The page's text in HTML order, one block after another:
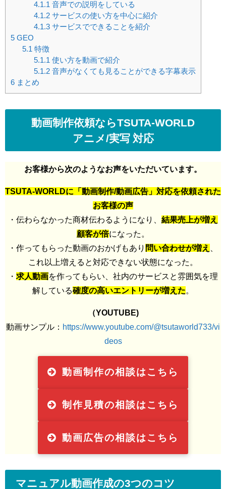
4.1.1 音声での説明をしている
4.1.2サービスの使い方を中心に紹介
4.1.3サービスでできることを紹介
5 GEO
5.1 特徴
5.1.1 使い方を動画で紹介
5.1.2音声がなくても見ることができる字幕表示
6 まとめ
動画制作依頼ならTSUTA-WORLD
アニメ/実写 対応
お客様から次のようなお声をいただいています。
TSUTA-WORLDに「動画制作/動画広告」対応を依頼された
お客様の声
・伝わらなかった商材伝わるようになり、 結果売上が増え
顧客が倍になった。
・作ってもらった動画のおかげもあり 問い合わせが増え
これ以上増えると対応できない状態になった。
・ 求人動画を作ってもらい、社内のサービスと雰囲気を理
解している確度の高いエントリーが増えた
（YOUTUBE)
動画サンプル： https://www.youtube.com/@tsutaworld733/vi
deos
動画制作の相談はこちら
制作見積の相談はこちら
動画広告の相談はこちら
マニュアル動画作成の3つのコツ